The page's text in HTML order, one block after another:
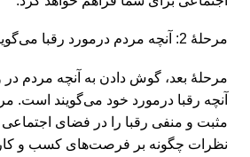
مرحلۀ 2: آنچه مردم درمورد رقبا می‌گویند
مرحلۀ بعد، گوش دادن به آنچه مردم در
آنچه رقبا درمورد خود می‌گویند است.
مثبت و منفی رقبا را در فضای
نظرات چگونه بر فرصت‌های کسب و کار